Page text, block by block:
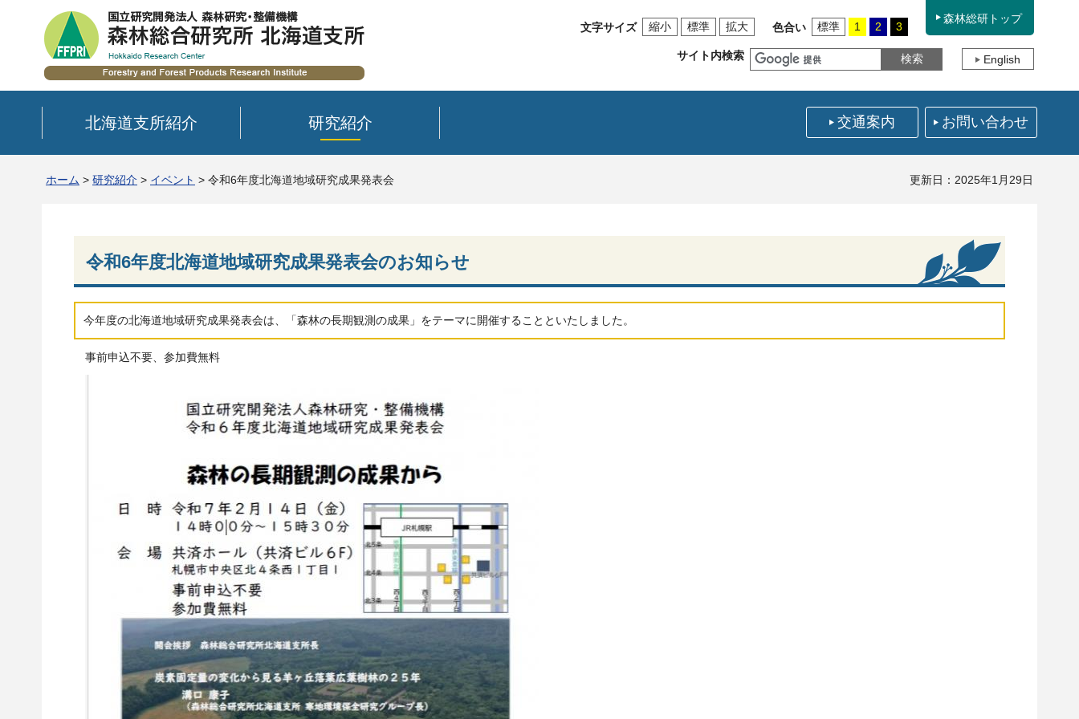
文字サイズ 縮小 標準 拡大 色合い 標準 1 2 3
森林総研トップ
サイト内検索 English
北海道支所紹介 研究紹介 交通案内 お問い合わせ
ホーム > 研究紹介 > イベント > 令和6年度北海道地域研究成果発表会 更新日：2025年1月29日
令和6年度北海道地域研究成果発表会のお知らせ
今年度の北海道地域研究成果発表会は、「森林の長期観測の成果」をテーマに開催することといたしました。
事前申込不要、参加費無料